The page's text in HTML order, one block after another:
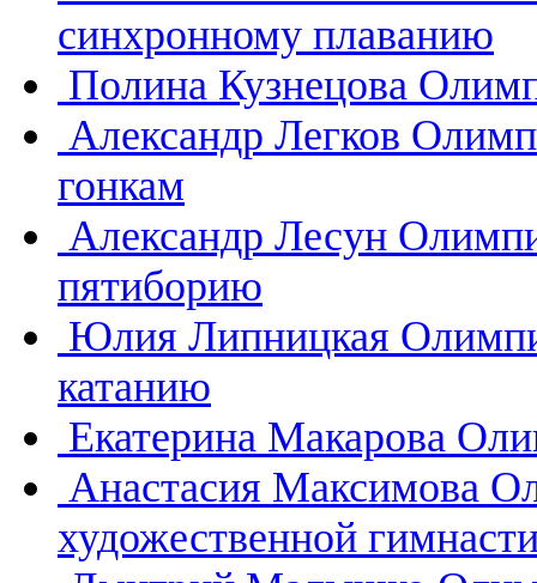
синхронному плаванию
Полина Кузнецова
Александр Легков
гонкам
Александр Лесун
пятиборию
Юлия Липницкая
катанию
Екатерина Макарова
Анастасия Максимова
художественной